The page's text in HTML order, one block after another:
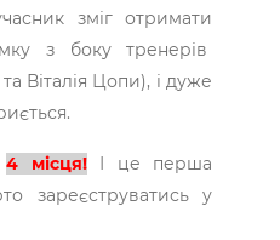
зміг отримати
з боку тренерів
Віталія Цопи), і дуже
4 місця!І це перша
зареєструватись у